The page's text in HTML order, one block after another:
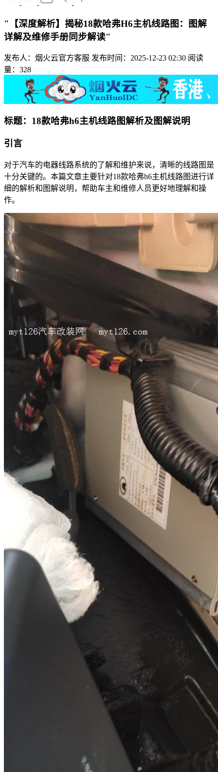
"【深度解析】揭秘18款哈弗H6主机线路图：图解
详解及维修手册同步解读"
发布人：烟火云官方客服 发布时间：2025-12-23 02:30 阅读
量：328
标题：18款哈弗h6主机线路图解析及图解说明
引言
对于汽车的电器线路系统的了解和维护来说，清晰的线路图是
十分关键的。本篇文章主要针对18款哈弗h6主机线路图进行详
细的解析和图解说明，帮助车主和维修人员更好地理解和操
作。